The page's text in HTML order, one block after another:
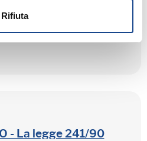
Rifiuta
stato civile - 1°
- La legge 241/90